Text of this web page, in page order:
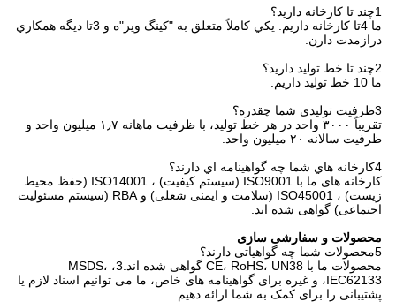
1چند تا کارخانه داريد؟
ما 4تا کارخانه داريم. يکي کاملاً متعلق به "کينگ وير"ه و 3تا ديگه همکاري
درازمدت دارن.
2چند تا خط توليد داريد؟
ما 10 خط تولید داریم.
3ظرفیت تولیدی شما چقدره؟
تقریباً ۳۰۰۰ واحد در هر خط تولید، با ظرفیت ماهانه ۱٫۷ میلیون واحد و
ظرفیت سالانه ۲۰ میلیون واحد.
4کارخانه هاي شما چه گواهينامه اي دارند؟
کارخانه های ما با ISO9001 (سیستم کیفیت) ، ISO14001 (حفظ محیط
زیست) ، ISO45001 (سلامت و ایمنی شغلی) و RBA (سیستم مسئولیت
اجتماعی) گواهی شده اند.
محصولات و سفارشی سازی
5محصولات شما چه گواهیاتی دارند؟
محصولات ما با CE، RoHS، UN38 گواهی شده اند.3، MSDS،
IEC62133، و غیره برای گواهینامه های خاص، ما می توانیم اسناد لازم یا
پشتیبانی را برای کمک به شما ارائه دهیم.